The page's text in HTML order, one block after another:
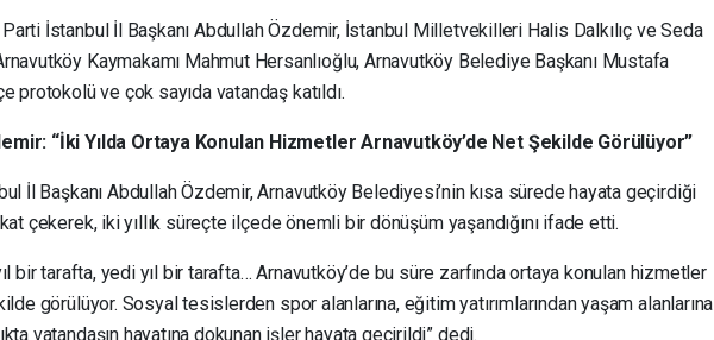
İstanbul İl Başkanı Abdullah Özdemir, İstanbul Milletvekilleri Halis Dalkılıç ve Seda
Kaymakamı Mahmut Hersanlıoğlu, Arnavutköy Belediye Başkanı Mustafa
protokolü ve çok sayıda vatandaş katıldı.
“İki Yılda Ortaya Konulan Hizmetler Arnavutköy’de Net Şekilde Görülüyor”
İl Başkanı Abdullah Özdemir, Arnavutköy Belediyesi’nin kısa sürede hayata geçirdiği
çekerek, iki yıllık süreçte ilçede önemli bir dönüşüm yaşandığını ifade etti.
bir tarafta, yedi yıl bir tarafta… Arnavutköy’de bu süre zarfında ortaya konulan hizmetler
görülüyor. Sosyal tesislerden spor alanlarına, eğitim yatırımlarından yaşam alanlarına
vatandaşın hayatına dokunan işler hayata geçirildi” dedi.